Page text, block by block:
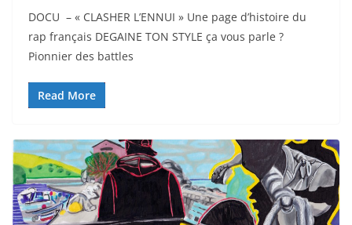
DOCU – « CLASHER L’ENNUI » Une page d’histoire du
rap français DEGAINE TON STYLE ça vous parle ?
Pionnier des battles
Read More